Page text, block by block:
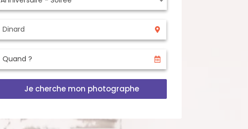
Je cherche mon photographe